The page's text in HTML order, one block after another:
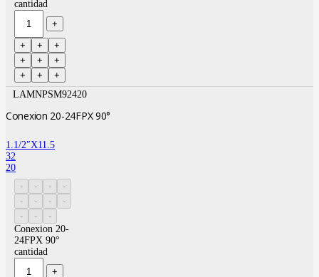
cantidad
LAMNPSM92420
Conexion 20-24FPX 90°
1.1/2″X11.5
32
20
Conexion 20-
24FPX 90°
cantidad